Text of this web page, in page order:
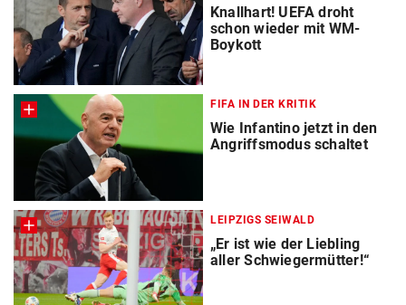
Knallhart! UEFA droht
schon wieder mit WM-
Boykott
FIFA IN DER KRITIK
Wie Infantino jetzt in den
Angriffsmodus schaltet
LEIPZIGS SEIWALD
„Er ist wie der Liebling
aller Schwiegermütter!“